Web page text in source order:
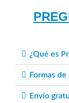
¿Qué es
Formas de
Envío